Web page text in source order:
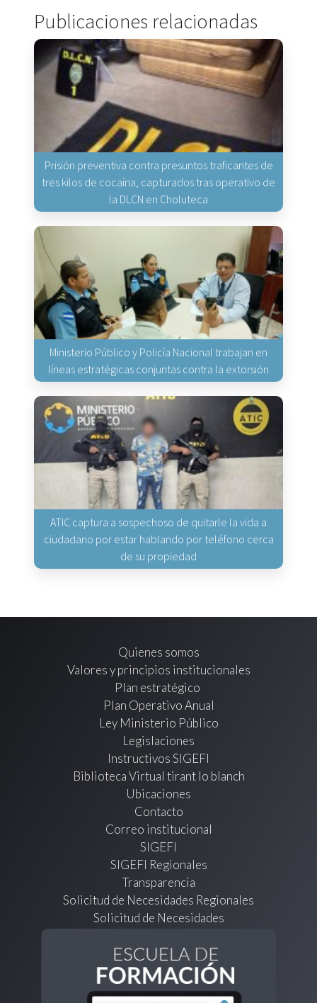
Publicaciones relacionadas
Prisión preventiva contra presuntos traficantes de
tres kilos de cocaína, capturados tras operativo de
la DLCN en Choluteca
Ministerio Público y Policía Nacional trabajan en
líneas estratégicas conjuntas contra la extorsión
ATIC captura a sospechoso de quitarle la vida a
ciudadano por estar hablando por teléfono cerca
de su propiedad
Quienes somos
Valores y principios institucionales
Plan estratégico
Plan Operativo Anual
Ley Ministerio Público
Legislaciones
Instructivos SIGEFI
Biblioteca Virtual tirant lo blanch
Ubicaciones
Contacto
Correo institucional
SIGEFI
SIGEFI Regionales
Transparencia
Solicitud de Necesidades Regionales
Solicitud de Necesidades